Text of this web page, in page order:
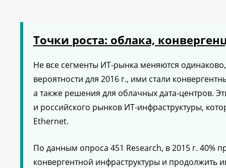
Точки роста: облака,
Не все сегменты ИТ-рынка меняются
вероятности для 2016 г., ими стали
а также решения для облачных дата-центров.
и российского рынков ИТ-инфраструктуры,
Ethernet.
По данным опроса 451 Research, в 2015 г. 40%
конвергентной инфраструктуры и продолжить